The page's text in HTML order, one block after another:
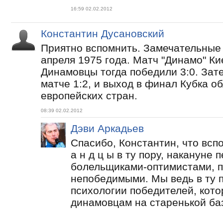
16:59 02.02.2012
Константин Дусановский
Приятно вспомнить.
апреля 1975 года. Матч "Динамо"
Динамовцы тогда победили 3:0.
матче 1:2, и выход в финал Кубка
европейских стран.
08:39 02.02.2012
Дэви Аркадьев
Спасибо, Константин, что
а н д ц ы в ту пору, накануне
болельщиками-оптимистами,
непобедимыми. Мы ведь в ту
психологии победителей,
динамовцам на старенькой